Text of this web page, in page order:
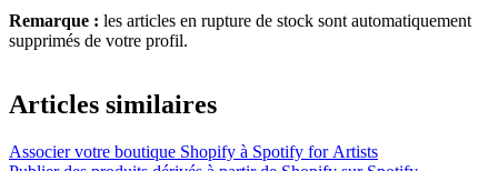
Remarque : les articles en rupture de stock sont automatiquement
supprimés de votre profil.
Articles similaires
Associer votre boutique Shopify à Spotify for Artists